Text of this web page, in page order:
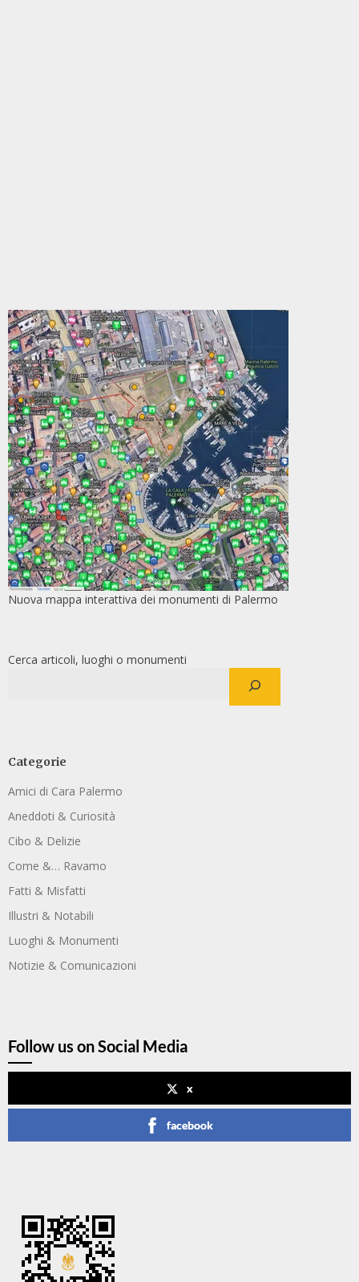
Nuova mappa interattiva dei monumenti di Palermo
Cerca articoli, luoghi o monumenti
Categorie
Amici di Cara Palermo
Aneddoti & Curiosità
Cibo & Delizie
Come &… Ravamo
Fatti & Misfatti
Illustri & Notabili
Luoghi & Monumenti
Notizie & Comunicazioni
Follow us on Social Media
x
facebook